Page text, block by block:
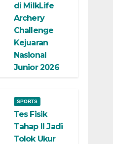
di MilkLife
Archery
Challenge
Kejuaran
Nasional
Junior 2026
SPORTS
Tes Fisik
Tahap II Jadi
Tolok Ukur